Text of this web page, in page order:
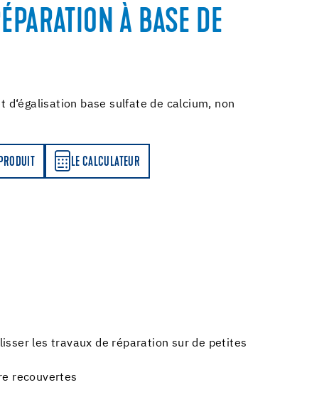
À BASE DE
d‘égalisation base sulfate de calcium, non
LE CALCULATEUR
les travaux de réparation sur de petites
recouvertes